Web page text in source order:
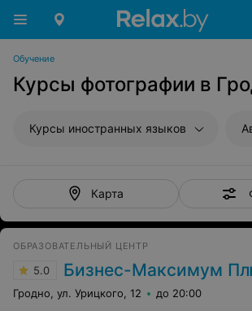
Обучение
Курсы фотографии в
Курсы иностранных языков
Карта
ОБРАЗОВАТЕЛЬНЫЙ ЦЕНТР
5.0 Бизнес-Максимум
Гродно, ул. Урицкого, 12 до 20:00